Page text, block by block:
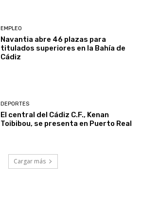
EMPLEO
Navantia abre 46 plazas para
titulados superiores en la Bahía de
Cádiz
DEPORTES
El central del Cádiz C.F., Kenan
Toibibou, se presenta en Puerto Real
Cargar más